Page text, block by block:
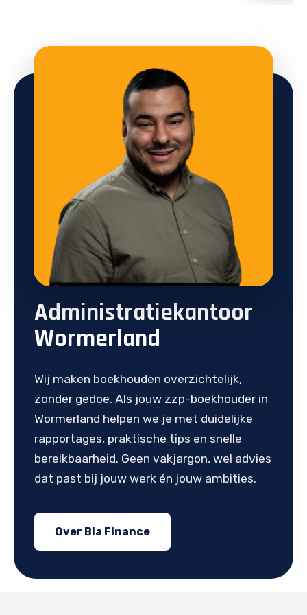
Administratiekantoor
Wormerland
Wij maken boekhouden overzichtelijk,
zonder gedoe. Als jouw zzp-boekhouder in
Wormerland helpen we je met duidelijke
rapportages, praktische tips en snelle
bereikbaarheid. Geen vakjargon, wel advies
dat past bij jouw werk én jouw ambities.
Over Bia Finance